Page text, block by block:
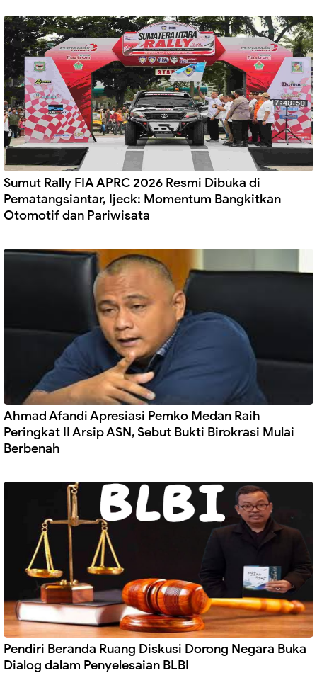
Sumut Rally FIA APRC 2026 Resmi Dibuka di
Pematangsiantar, Ijeck: Momentum Bangkitkan
Otomotif dan Pariwisata
Ahmad Afandi Apresiasi Pemko Medan Raih
Peringkat II Arsip ASN, Sebut Bukti Birokrasi Mulai
Berbenah
Pendiri Beranda Ruang Diskusi Dorong Negara Buka
Dialog dalam Penyelesaian BLBI